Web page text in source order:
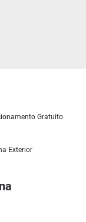
Gratuito
Exterior